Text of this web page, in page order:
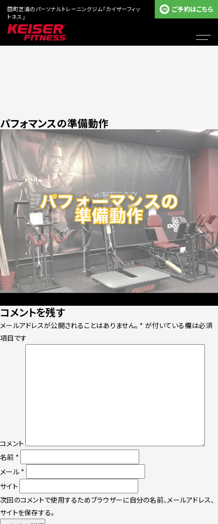
田町芝浦のパーソナルトレーニングジム「カイザーフィッ
トネス」
ご予約はこちら
パフォマンスの準備動作
on
size
コメントを残す
メールアドレスが公開されることはありません。 * が付いている欄は必須
項目です
コメント
名前 *
メール *
サイト
次回のコメントで使用するためブラウザーに自分の名前、メールアドレス、
サイトを保存する。